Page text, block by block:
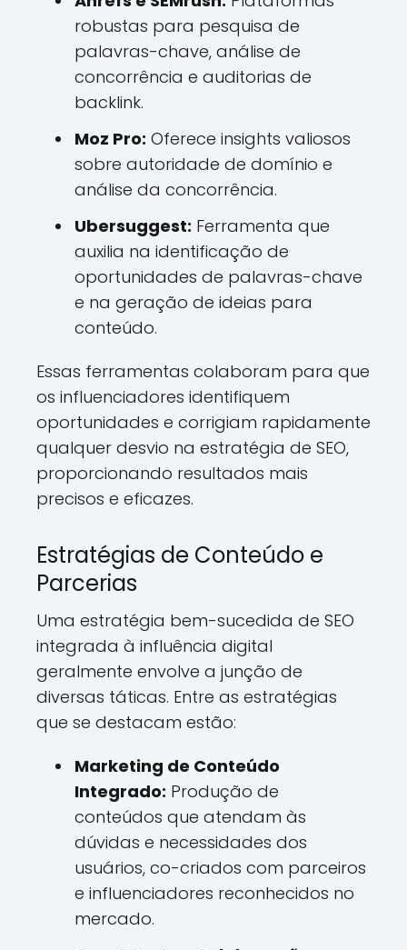
robustas para pesquisa de
palavras-chave, análise de
concorrência e auditorias de
backlink.
Moz Pro: Oferece insights valiosos
sobre autoridade de domínio e
análise da concorrência.
Ubersuggest: Ferramenta que
auxilia na identificação de
oportunidades de palavras-chave
e na geração de ideias para
conteúdo.
Essas ferramentas colaboram para que
os influenciadores identifiquem
oportunidades e corrigiam rapidamente
qualquer desvio na estratégia de SEO,
proporcionando resultados mais
precisos e eficazes.
Estratégias de Conteúdo e
Parcerias
Uma estratégia bem-sucedida de SEO
integrada à influência digital
geralmente envolve a junção de
diversas táticas. Entre as estratégias
que se destacam estão:
Marketing de Conteúdo
Integrado: Produção de
conteúdos que atendam às
dúvidas e necessidades dos
usuários, co-criados com parceiros
e influenciadores reconhecidos no
mercado.